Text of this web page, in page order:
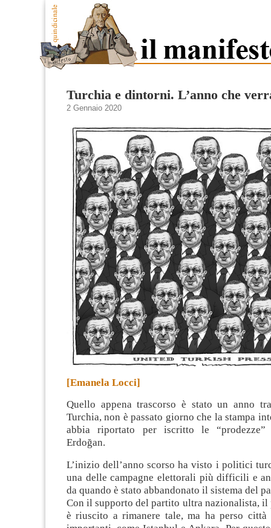
Turchia e dintorni. L’anno che
2 Gennaio 2020
[Emanela Locci]
Quello appena trascorso è stato un anno
Turchia, non è passato giorno che la stampa
abbia riportato per iscritto le “prodezze”
Erdoğan.
L’inizio dell’anno scorso ha visto i politici
una delle campagne elettorali più difficili e
da quando è stato abbandonato il sistema del
Con il supporto del partito ultra nazionalista, il
è riuscito a rimanere tale, ma ha perso città